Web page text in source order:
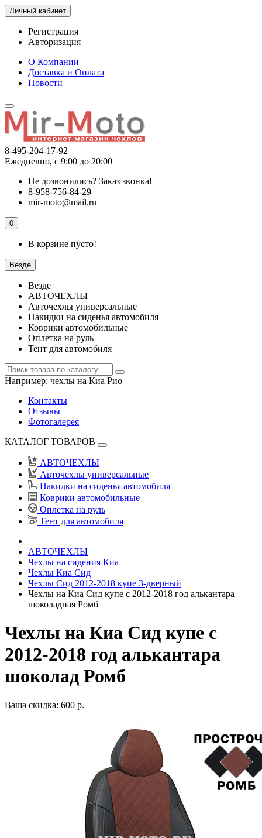
Личный кабинет
Регистрация
Авторизация
О Компании
Доставка и Оплата
Новости
8-495-204-17-92
Ежедневно, с 9:00 до 20:00
Не дозвонились? Заказ звонка!
8-958-756-84-29
mir-moto@mail.ru
0
В корзине пусто!
Везде
Везде
АВТОЧЕХЛЫ
Авточехлы универсальные
Накидки на сиденья автомобиля
Коврики автомобильные
Оплетка на руль
Тент для автомобиля
Например: чехлы на Киа Рио
Контакты
Отзывы
Фотогалерея
КАТАЛОГ ТОВАРОВ
АВТОЧЕХЛЫ
Авточехлы универсальные
Накидки на сиденья автомобиля
Коврики автомобильные
Оплетка на руль
Тент для автомобиля
АВТОЧЕХЛЫ
Чехлы на сидения Киа
Чехлы Киа Сид
Чехлы Сид 2012-2018 купе 3-дверный
Чехлы на Киа Сид купе с 2012-2018 год алькантара
шоколадная Ромб
Чехлы на Киа Сид купе с
2012-2018 год алькантара
шоколад Ромб
Ваша скидка: 600 р.